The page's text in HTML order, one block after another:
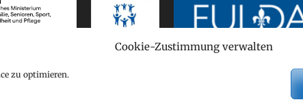
Cookie-Zustimmung verwalten
zu optimieren.